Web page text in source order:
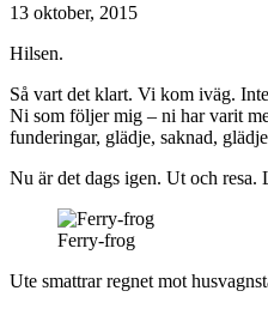
13 oktober, 2015
Hilsen.
Så vart det klart. Vi kom iväg.
Ni som följer mig – ni har varit
funderingar, glädje, saknad,
Nu är det dags igen. Ut och resa.
Ferry-frog
Ute smattrar regnet mot